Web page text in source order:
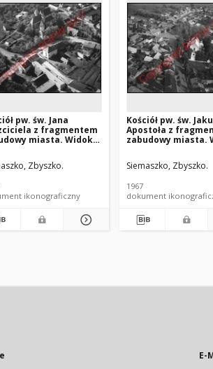
pw. św. Jana
z fragmentem
miasta. Widok
wschodniej.
Zbyszko.
ikonograficzny
Kościół pw. św.
Apostoła z
zabudowy miasta.
zachodniej.
Siemaszko, Zbyszko.
1967
dokument
E-